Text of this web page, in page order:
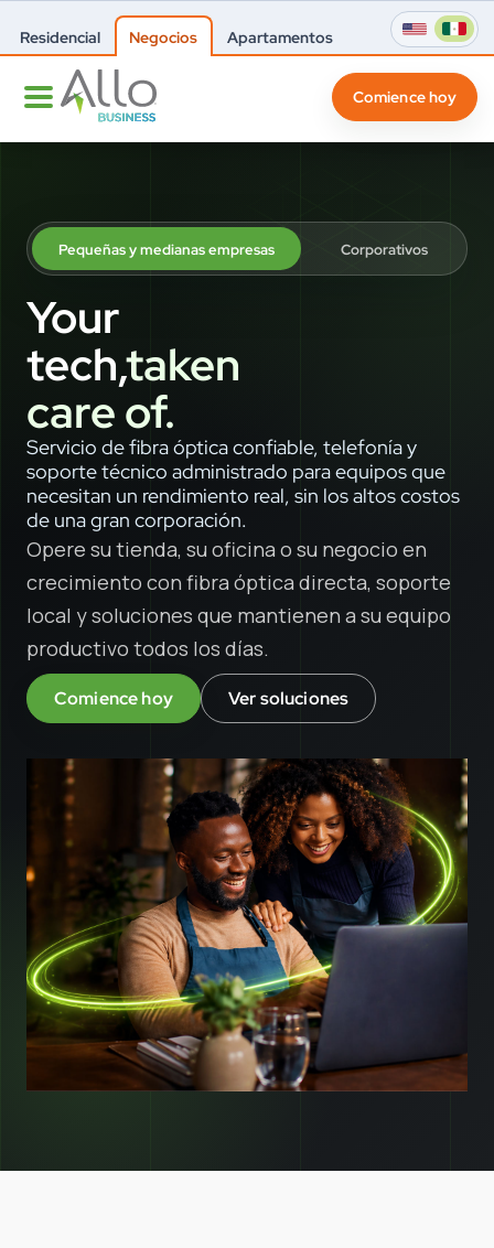
Residencial Negocios Apartamentos
Comience hoy
Pequeñas y medianas empresas Corporativos
Your
tech,taken
care of.
Servicio de fibra óptica confiable, telefonía y
soporte técnico administrado para equipos que
necesitan un rendimiento real, sin los altos costos
de una gran corporación.
Opere su tienda, su oficina o su negocio en
crecimiento con fibra óptica directa, soporte
local y soluciones que mantienen a su equipo
productivo todos los días.
Comience hoy Ver soluciones